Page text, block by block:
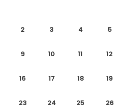
2 3 4 5
9 10 11 12
16 17 18 19
23 24 25 26